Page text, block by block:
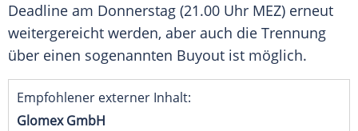
Deadline am Donnerstag (21.00 Uhr MEZ) erneut
weitergereicht werden, aber auch die Trennung
über einen sogenannten Buyout ist möglich.
Empfohlener externer Inhalt:
Glomex GmbH